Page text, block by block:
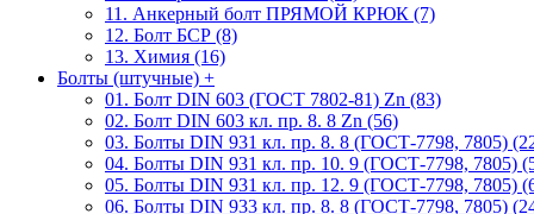
11. Анкерный болт ПРЯМОЙ КРЮК (7)
12. Болт БСР (8)
13. Химия (16)
Болты (штучные) +
01. Болт DIN 603 (ГОСТ 7802-81) Zn (83)
02. Болт DIN 603 кл. пр. 8. 8 Zn (56)
03. Болты DIN 931 кл. пр. 8. 8 (ГОСТ-7798, 7805)
04. Болты DIN 931 кл. пр. 10. 9 (ГОСТ-7798, 7805)
05. Болты DIN 931 кл. пр. 12. 9 (ГОСТ-7798, 7805)
06. Болты DIN 933 кл. пр. 8. 8 (ГОСТ-7798, 7805)